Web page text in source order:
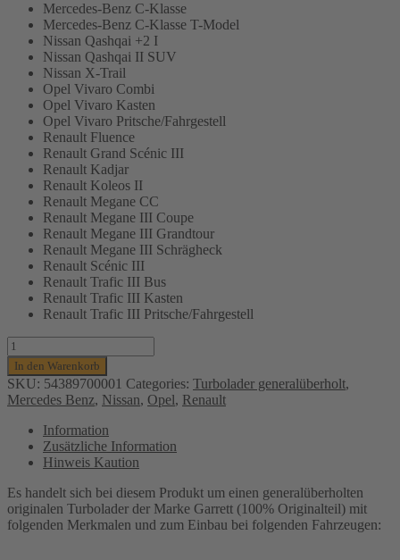
Mercedes-Benz C-Klasse
Mercedes-Benz C-Klasse T-Model
Nissan Qashqai +2 I
Nissan Qashqai II SUV
Nissan X-Trail
Opel Vivaro Combi
Opel Vivaro Kasten
Opel Vivaro Pritsche/Fahrgestell
Renault Fluence
Renault Grand Scénic III
Renault Kadjar
Renault Koleos II
Renault Megane CC
Renault Megane III Coupe
Renault Megane III Grandtour
Renault Megane III Schrägheck
Renault Scénic III
Renault Trafic III Bus
Renault Trafic III Kasten
Renault Trafic III Pritsche/Fahrgestell
Turbolader
KKK
für
Mercedes,
Nissan,
Renault-
Kw,
R9M
408,
R9M
In den Warenkorb
SKU: 54389700001 Categories: Turbolader generalüberholt,
Mercedes Benz, Nissan, Opel, Renault
Information
Zusätzliche Information
Hinweis Kaution
Es handelt sich bei diesem Produkt um einen generalüberholten
originalen Turbolader der Marke Garrett (100% Originalteil) mit
folgenden Merkmalen und zum Einbau bei folgenden Fahrzeugen: